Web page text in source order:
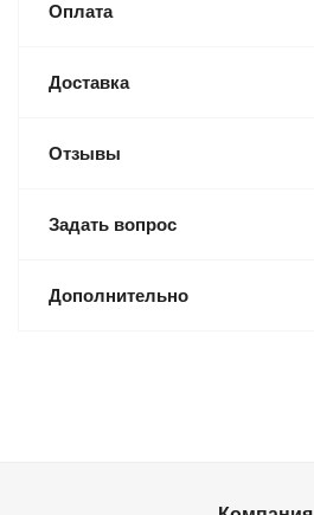
Оплата
Доставка
Отзывы
Задать вопрос
Дополнительно